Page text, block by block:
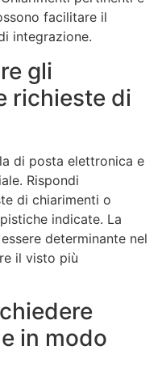
facilitare il
integrazione.
gli
richieste di
di posta elettronica e
Rispondi
di chiarimenti o
indicate. La
determinante nel
il visto più
in modo